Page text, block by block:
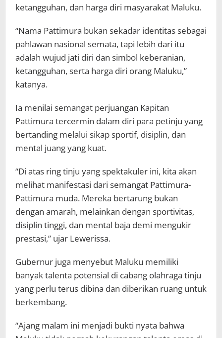
ketangguhan, dan harga diri masyarakat Maluku.
“Nama Pattimura bukan sekadar identitas sebagai
pahlawan nasional semata, tapi lebih dari itu
adalah wujud jati diri dan simbol keberanian,
ketangguhan, serta harga diri orang Maluku,”
katanya.
Ia menilai semangat perjuangan Kapitan
Pattimura tercermin dalam diri para petinju yang
bertanding melalui sikap sportif, disiplin, dan
mental juang yang kuat.
“Di atas ring tinju yang spektakuler ini, kita akan
melihat manifestasi dari semangat Pattimura-
Pattimura muda. Mereka bertarung bukan
dengan amarah, melainkan dengan sportivitas,
disiplin tinggi, dan mental baja demi mengukir
prestasi,” ujar Lewerissa.
Gubernur juga menyebut Maluku memiliki
banyak talenta potensial di cabang olahraga tinju
yang perlu terus dibina dan diberikan ruang untuk
berkembang.
“Ajang malam ini menjadi bukti nyata bahwa